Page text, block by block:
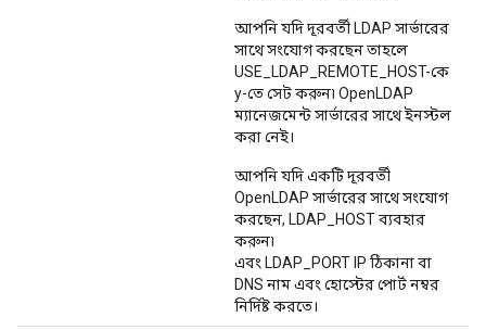
আপনি যদি দূরবর্তী LDAP সার্ভারের
সাথে সংযোগ করছেন তাহলে
USE_LDAP_REMOTE_HOST-কে
y-তে সেট করুন৷ OpenLDAP
ম্যানেজমেন্ট সার্ভারের সাথে ইনস্টল
করা নেই।
আপনি যদি একটি দূরবর্তী
OpenLDAP সার্ভারের সাথে সংযোগ
করছেন, LDAP_HOST ব্যবহার
করুন৷
এবং LDAP_PORT IP ঠিকানা বা
DNS নাম এবং হোস্টের পোর্ট নম্বর
নির্দিষ্ট করতে।